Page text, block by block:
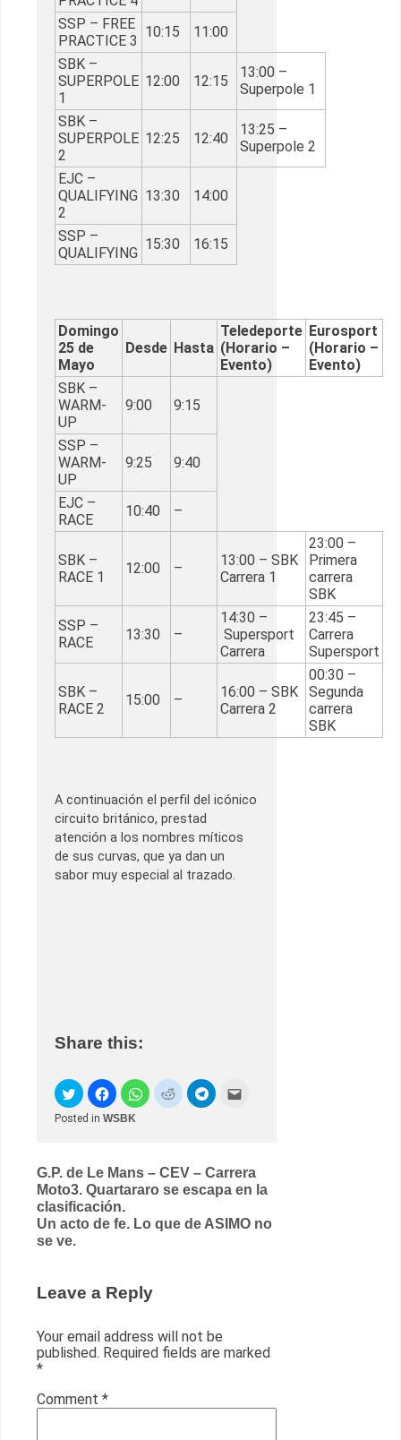
SSP – FREE
PRACTICE 3
10:15
11:00
SBK –
SUPERPOLE
1
12:00 12:15
13:00 –
Superpole 1
SBK –
SUPERPOLE
2
12:25 12:40
13:25 –
Superpole 2
EJC –
QUALIFYING
2
13:30 14:00
SSP –
QUALIFYING
15:30 16:15
Domingo
25 de
Mayo
Desde Hasta
Teledeporte
(Horario –
Evento)
Eurosport
(Horario –
Evento)
SBK –
WARM-
UP
9:00 9:15
SSP –
WARM-
UP
9:25 9:40
EJC –
RACE
10:40 –
SBK –
RACE 1
12:00 –
13:00 – SBK
Carrera 1
23:00 –
Primera
carrera
SBK
SSP –
RACE
13:30 –
14:30 –
Supersport
Carrera
23:45 –
Carrera
Supersport
SBK –
RACE 2
15:00 –
16:00 – SBK
Carrera 2
00:30 –
Segunda
carrera
SBK
A continuación el perfil del icónico
circuito británico, prestad
atención a los nombres míticos
de sus curvas, que ya dan un
sabor muy especial al trazado.
Share this:
Posted in WSBK
Post
navigation
G.P. de Le Mans – CEV – Carrera
Moto3. Quartararo se escapa en la
clasificación.
Un acto de fe. Lo que de ASIMO no
se ve.
Leave a Reply
Your email address will not be
published. Required fields are marked
*
Comment *